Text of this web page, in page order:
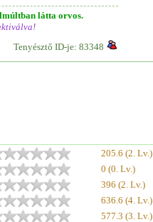
látta orvos.
Tenyésztő ID-je: 83348
205.6 (2. Lv.)
0 (0. Lv.)
396 (2. Lv.)
636.6 (4. Lv.)
577.3 (3. Lv.)